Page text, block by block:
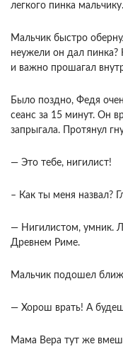
легкого пинка
Мальчик быстро
неужели он дал пинка?
и важно прошагал
Было поздно, Федя
сеанс за 15 минут. Он
запрыгала. Протянул
— Это тебе, нигилист!
– Как ты меня назвал?
— Нигилистом, умник.
Древнем Риме.
Мальчик подошел
— Хорош врать! А
Мама Вера тут же